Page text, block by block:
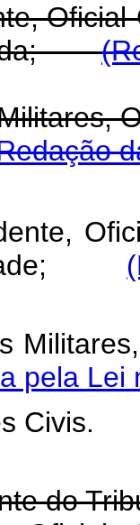
pela Lei
do